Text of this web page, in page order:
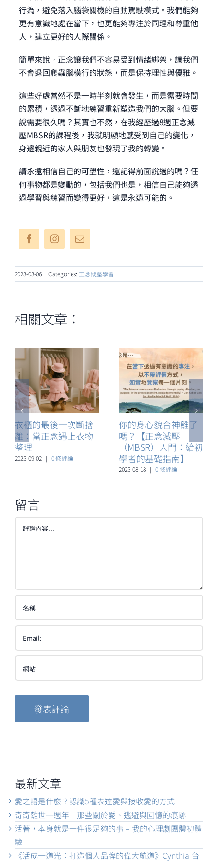
行為，避免落入腦袋關機的自動駕駛模式。我們能夠
更有意識地處在當下，也更能夠專注於同理和尊重他
人，建立更好的人際關係。
簡單來說，正念讓我們不容易受到情緒綁架，讓我們
不會退回爬蟲腦橫行的狀態，而是保持理性與優雅。
這些好處當然不是一時半刻就會發生，而是需要時間
的累積，透過不斷地練習重新塑造我們的大腦。但要
說需要很久嗎？其實也不然，在我經歷過8週正念減
壓MBSR的課程後，我就明顯地感受到自己的變化，
身邊親近的家人與朋友也發現了我的轉變。
請永遠相信自己的可塑性，還記得前面說過的嗎？任
何事物都是變動的，包括我們也是，相信自己能夠透
過學習與練習而變得更好，這是永遠可能的。
2023-03-06 | Categories: 正念減壓學習
相關文章：
衣櫃的最後一次斷捨
離：當正念遇上衣物
整理
2025-09-02 | 0 條評論
你的身心貌合神離了
嗎？【正念減壓
（MBSR）入門：給初
學者的基礎指南】
2025-08-18 | 0 條評論
留言
Comment
最新文章
愛之語是什麼？認識5種表達愛與接收愛的方式
奇奇離世一週年：那些關於愛、逃避與回憶的痕跡
活著，本身就是一件很足夠的事 – 我的心理劇團體初體
驗
《活成一道光：打造個人品牌的偉大航道》Cynthia 台